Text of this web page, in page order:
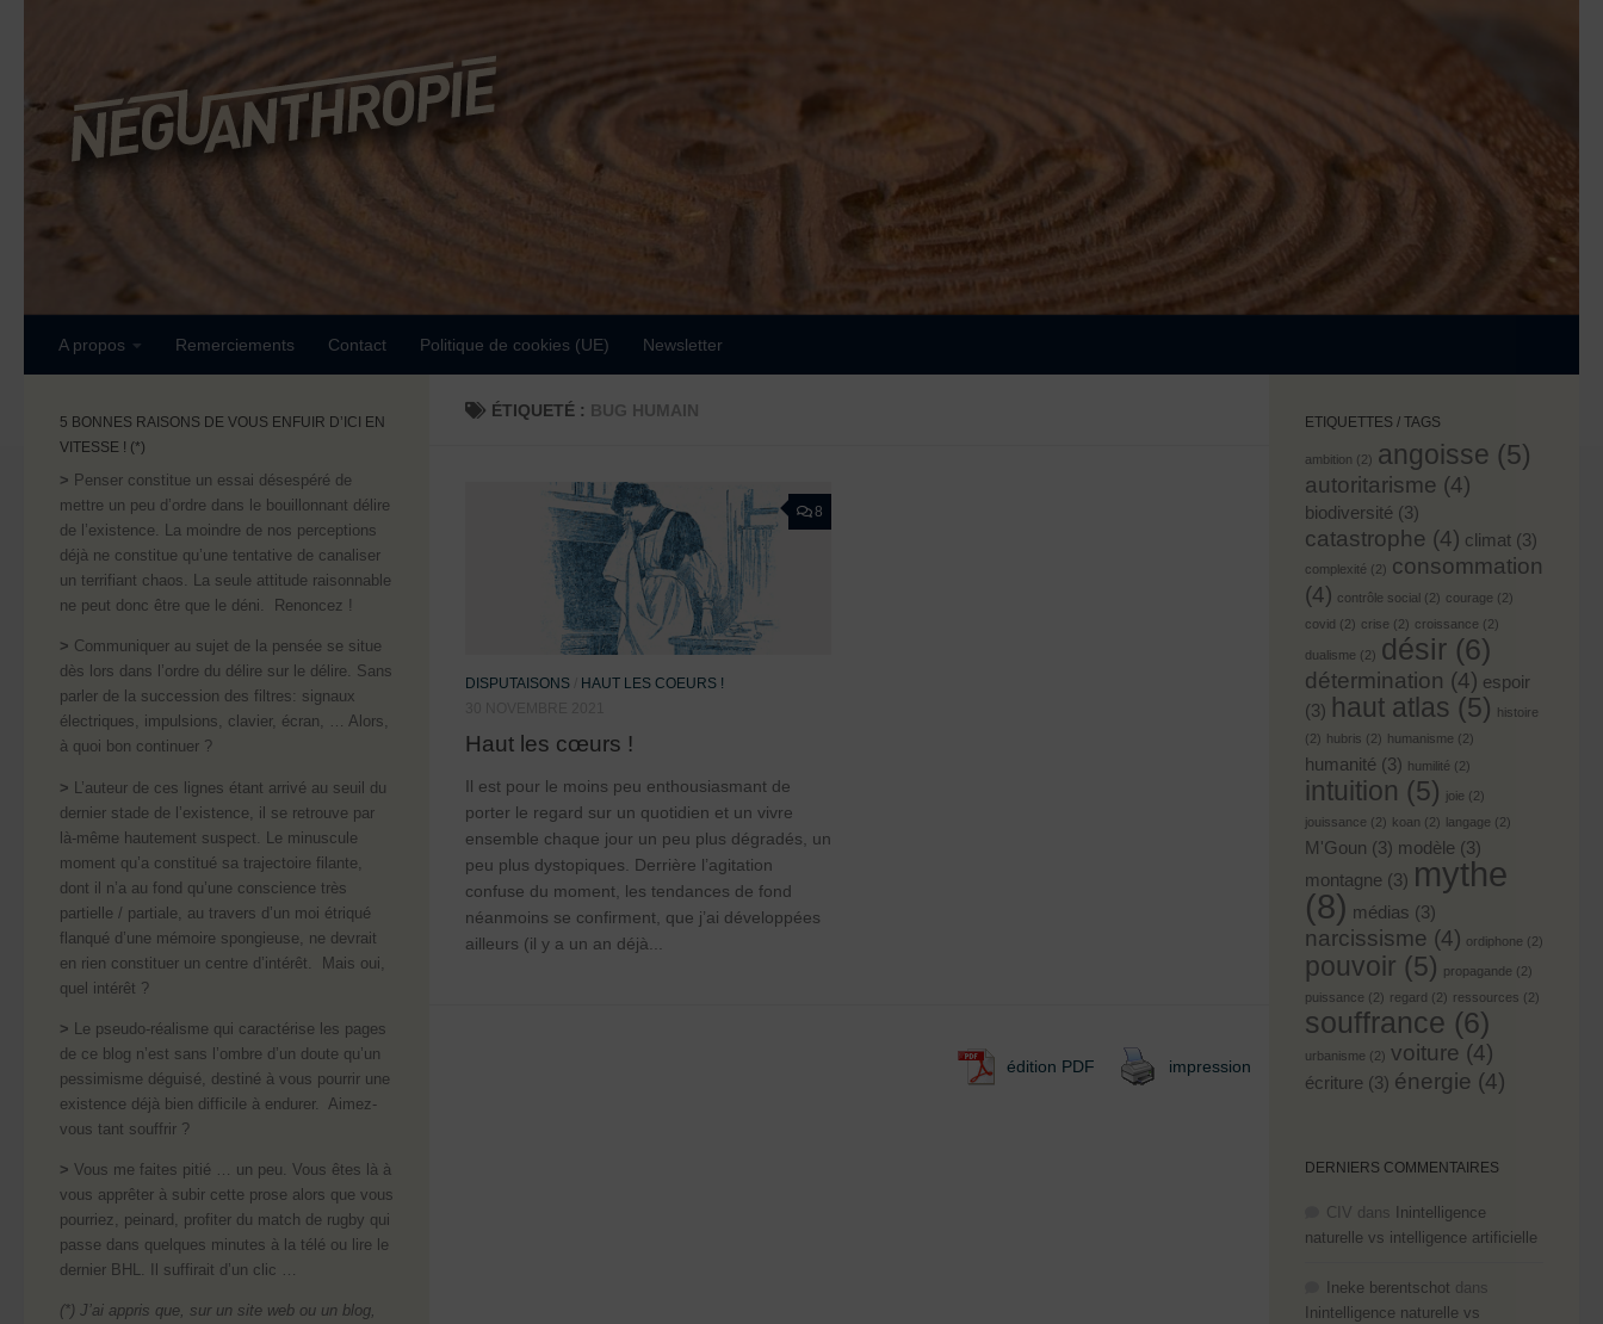
A propos Remerciements Contact Politique de cookies (UE) Newsletter
ÉTIQUETÉ : BUG HUMAIN
8
DISPUTAISONS
HAUT LES COEURS !
Haut les cœurs !
Il est pour le moins peu enthousiasmant de
porter le regard sur un quotidien et un vivre
ensemble chaque jour un peu plus dégradés, un
peu plus dystopiques. Derrière l’agitation
confuse du moment, les tendances de fond
néanmoins se confirment, que j’ai développées
ailleurs (il y a un an déjà...
édition PDF impression
5 BONNES RAISONS DE VOUS ENFUIR D’ICI EN
VITESSE ! (*)
> Penser constitue un essai désespéré de
mettre un peu d’ordre dans le bouillonnant délire
de l’existence. La moindre de nos perceptions
déjà ne constitue qu’une tentative de canaliser
un terrifiant chaos. La seule attitude raisonnable
ne peut donc être que le déni. Renoncez !
> Communiquer au sujet de la pensée se situe
dès lors dans l’ordre du délire sur le délire. Sans
parler de la succession des filtres: signaux
électriques, impulsions, clavier, écran, … Alors,
à quoi bon continuer ?
> L’auteur de ces lignes étant arrivé au seuil du
dernier stade de l’existence, il se retrouve par
là-même hautement suspect. Le minuscule
moment qu’a constitué sa trajectoire filante,
dont il n’a au fond qu’une conscience très
partielle / partiale, au travers d’un moi étriqué
flanqué d’une mémoire spongieuse, ne devrait
en rien constituer un centre d’intérêt. Mais oui,
quel intérêt ?
> Le pseudo-réalisme qui caractérise les pages
de ce blog n’est sans l’ombre d’un doute qu’un
pessimisme déguisé, destiné à vous pourrir une
existence déjà bien difficile à endurer. Aimez-
vous tant souffrir ?
> Vous me faites pitié … un peu. Vous êtes là à
vous apprêter à subir cette prose alors que vous
pourriez, peinard, profiter du match de rugby qui
passe dans quelques minutes à la télé ou lire le
dernier BHL. Il suffirait d’un clic …
(*) J’ai appris que, sur un site web ou un blog,
ETIQUETTES / TAGS
ambition (2) angoisse (5)
autoritarisme (4)
biodiversité (3)
catastrophe (4) climat (3)
complexité (2) consommation
(4) contrôle social (2) courage (2)
covid (2) crise (2) croissance (2)
dualisme (2) désir (6)
détermination (4) espoir
(3) haut atlas (5)
histoire
(2) hubris (2) humanisme (2)
humanité (3) humilité (2)
intuition (5) joie (2)
jouissance (2) koan (2) langage (2)
M'Goun (3) modèle (3)
montagne (3) mythe
(8) médias (3)
narcissisme (4) ordiphone (2)
pouvoir (5) propagande (2)
puissance (2) regard (2) ressources (2)
souffrance (6)
urbanisme (2) voiture (4)
écriture (3) énergie (4)
DERNIERS COMMENTAIRES
CIV dans
Inintelligence
naturelle vs intelligence artificielle
Ineke berentschot dans
Inintelligence naturelle vs